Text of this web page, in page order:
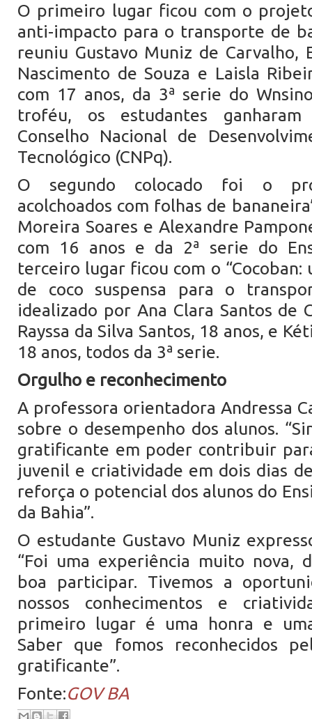
O primeiro lugar ficou com o
anti-impacto para o transporte de
reuniu Gustavo Muniz de Carvalho,
Nascimento de Souza e Laisla
com 17 anos, da 3ª serie do
troféu, os estudantes
Conselho Nacional de
Tecnológico (CNPq).
O segundo colocado foi o
acolchoados com folhas de
Moreira Soares e Alexandre
com 16 anos e da 2ª serie do
terceiro lugar ficou com o
de coco suspensa para o
idealizado por Ana Clara Santos de
Rayssa da Silva Santos, 18 anos, e
18 anos, todos da 3ª serie.
Orgulho e reconhecimento
A professora orientadora Andressa
sobre o desempenho dos alunos.
gratificante em poder contribuir
juvenil e criatividade em dois dias
reforça o potencial dos alunos do
da Bahia”.
O estudante Gustavo Muniz
“Foi uma experiência muito nova,
boa participar. Tivemos a
nossos conhecimentos e
primeiro lugar é uma honra e
Saber que fomos reconhecidos
gratificante”.
Fonte:GOV BA